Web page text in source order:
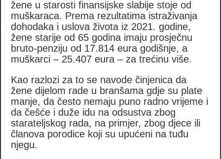
žene u starosti finansijske slabije stoje od
muškaraca. Prema rezultatima istraživanja
dohodaka i uslova života iz 2021. godine,
žene starije od 65 godina imaju prosječnu
bruto-penziju od 17.814 eura godišnje, a
muškarci – 25.407 eura – za trećinu više.
Kao razlozi za to se navode činjenica da
žene dijelom rade u branšama gdje su plate
manje, da često nemaju puno radno vrijeme i
da češće i duže idu na odsustva zbog
starateljskog rada, na primjer, zbog djece ili
članova porodice koji su upućeni na tuđu
njegu.